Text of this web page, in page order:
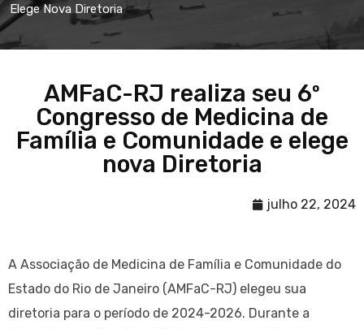
Elege Nova Diretoria
AMFaC-RJ realiza seu 6º
Congresso de Medicina de
Família e Comunidade e elege
nova Diretoria
julho 22, 2024
A Associação de Medicina de Família e Comunidade do
Estado do Rio de Janeiro (AMFaC-RJ) elegeu sua
diretoria para o período de 2024-2026. Durante a